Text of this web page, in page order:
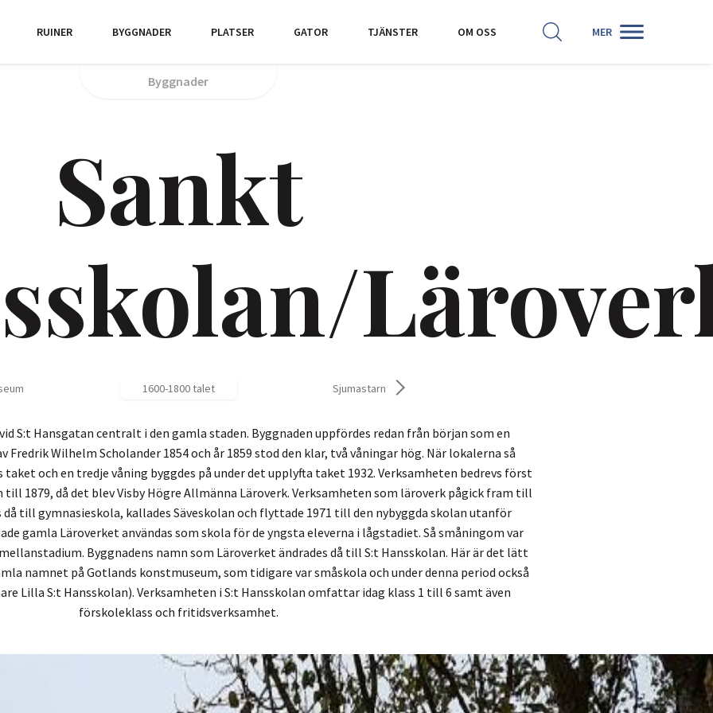
RUINER BYGGNADER PLATSER GATOR TJÄNSTER OM OSS MER
Byggnader
Sankt
1600-1800 talet Sjumastarn
S:t Hansgatan centralt i den gamla staden. Byggnaden uppfördes redan från början som en
Fredrik Wilhelm Scholander 1854 och år 1859 stod den klar, två våningar hög. När lokalerna så
och en tredje våning byggdes på under det upplyfta taket 1932. Verksamheten bedrevs först
1879, då det blev Visby Högre Allmänna Läroverk. Verksamheten som läroverk pågick fram till
då till gymnasieskola, kallades Säveskolan och flyttade 1971 till den nybyggda skolan utanför
gamla Läroverket användas som skola för de yngsta eleverna i lågstadiet. Så småningom var
Byggnadens namn som Läroverket ändrades då till S:t Hansskolan. Här är det lätt
namnet på Gotlands konstmuseum, som tidigare var småskola och under denna period också
Lilla S:t Hansskolan). Verksamheten i S:t Hansskolan omfattar idag klass 1 till 6 samt även
förskoleklass och fritidsverksamhet.